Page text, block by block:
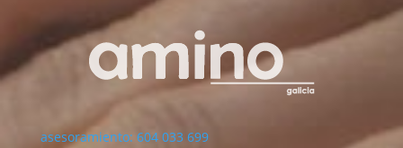
asesoramiento: 604 033 699